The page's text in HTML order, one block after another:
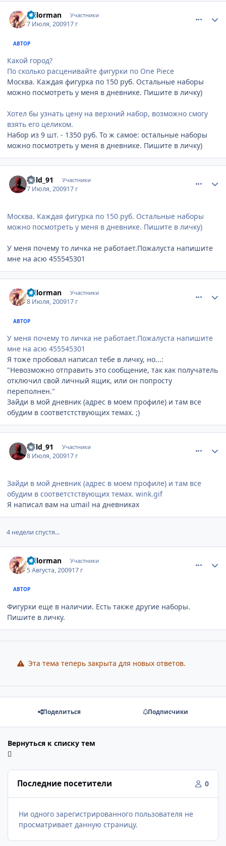
sailorman Участники
7 Июля, 200917 г
АВТОР
Какой город?
По сколько расценивайте фигурки по One Piece
Москва. Каждая фигурка по 150 руб. Остальные наборы
можно посмотреть у меня в дневнике. Пишите в личку)
Хотел бы узнать цену на верхний набор, возможно смогу
взять его целиком.
Набор из 9 шт. - 1350 руб. То ж самое: остальные наборы
можно посмотреть у меня в дневнике. Пишите в личку)
Wild_91 Участники
7 Июля, 200917 г
Москва. Каждая фигурка по 150 руб. Остальные наборы
можно посмотреть у меня в дневнике. Пишите в личку)
У меня почему то личка не работает.Пожалуста напишите
мне на асю 455545301
sailorman Участники
8 Июля, 200917 г
АВТОР
У меня почему то личка не работает.Пожалуста напишите
мне на асю 455545301
Я тоже пробовал написал тебе в личку, но...:
"Невозможно отправить это сообщение, так как получатель
отключил свой личный ящик, или он попросту
переполнен."
Зайди в мой дневник (адрес в моем профиле) и там все
обудим в соответстствующих темах. ;)
Wild_91 Участники
8 Июля, 200917 г
Зайди в мой дневник (адрес в моем профиле) и там все
обудим в соответстствующих темах. wink.gif
Я написал вам на umail на дневниках
4 недели спустя...
sailorman Участники
5 Августа, 200917 г
АВТОР
Фигурки еще в наличии. Есть также другие наборы.
Пишите в личку.
Эта тема теперь закрыта для новых ответов.
Поделиться Подписчики
Вернуться к списку тем
Последние посетители 0
Ни одного зарегистрированного пользователя не
просматривает данную страницу.